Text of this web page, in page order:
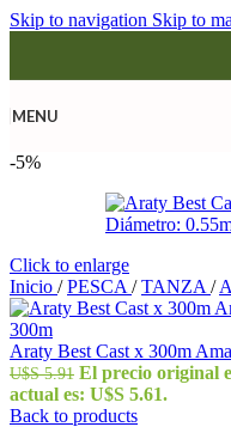
Skip to navigation Skip to
MENU
-5%
Click to enlarge
Inicio / PESCA / TANZA /
Araty Best Cast x 300m
U$S5.91 El precio original
actual es: U$S 5.61.
Back to products